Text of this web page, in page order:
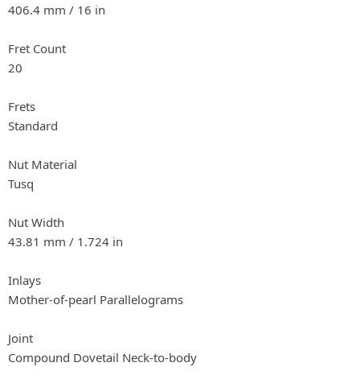
406.4 mm / 16 in
Fret Count
20
Frets
Standard
Nut Material
Tusq
Nut Width
43.81 mm / 1.724 in
Inlays
Mother-of-pearl Parallelograms
Joint
Compound Dovetail Neck-to-body